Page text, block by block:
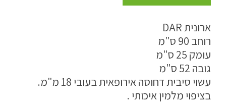
אקססוריז
אודות
טיפים והמלצות
ארונית DAR
רוחב 90 ס"מ
עומק 25 ס"מ
גובה 52 ס"מ
עשוי סיבית דחוסה אירופאית בעובי 18 מ"מ.
בציפוי מלמין איכותי .